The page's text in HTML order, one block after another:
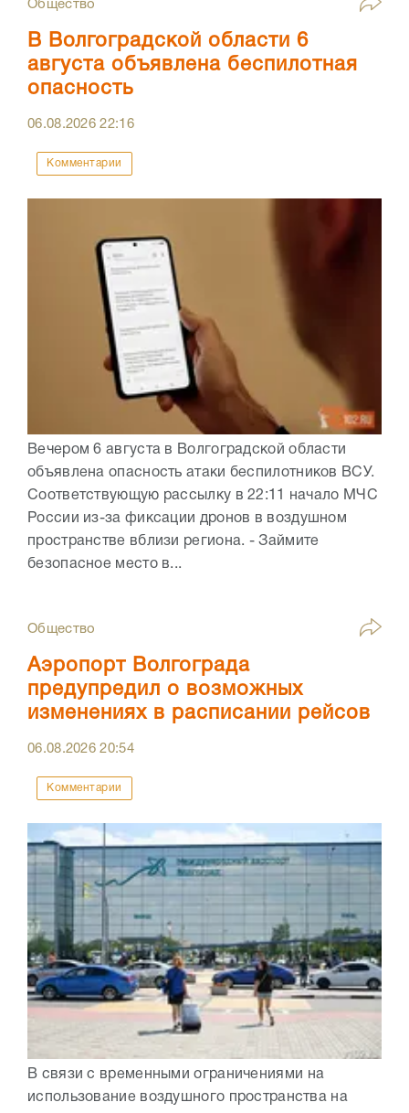
Общество
В Волгоградской области 6
августа объявлена беспилотная
опасность
06.08.202622:16
Комментарии
Вечером 6 августа в Волгоградской области
объявлена опасность атаки беспилотников ВСУ.
Соответствующую рассылку в 22:11 начало МЧС
России из-за фиксации дронов в воздушном
пространстве вблизи региона. - Займите
безопасное место в...
Общество
Аэропорт Волгограда
предупредил о возможных
изменениях в расписании рейсов
06.08.202620:54
Комментарии
В связи с временными ограничениями на
использование воздушного пространства на